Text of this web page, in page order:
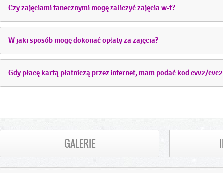
Czy zajęciami tanecznymi mogę zaliczyć zajęcia w-f?
W jaki sposób mogę dokonać opłaty za zajęcia?
Gdy płacę kartą płatniczą przez internet, mam podać kod cvv2/
GALERIE